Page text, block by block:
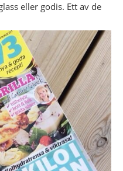
eller godis. Ett av de